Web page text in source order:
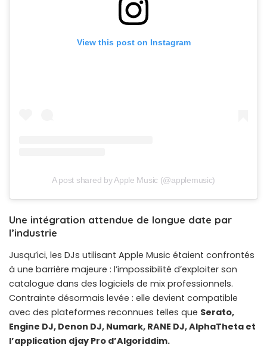
View this post on Instagram
A post shared by Apple Music (@applemusic)
Une intégration attendue de longue date par
l’industrie
Jusqu’ici, les DJs utilisant Apple Music étaient confrontés
à une barrière majeure : l’impossibilité d’exploiter son
catalogue dans des logiciels de mix professionnels.
Contrainte désormais levée : elle devient compatible
avec des plateformes reconnues telles que Serato,
Engine DJ, Denon DJ, Numark, RANE DJ, AlphaTheta et
l’application djay Pro d’Algoriddim.